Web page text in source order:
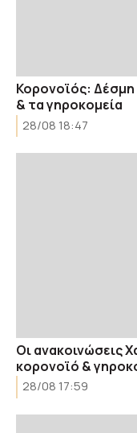
Κορονοϊός: Δέσμη
& τα γηροκομεία
28/08 18:47
Οι ανακοινώσεις
κορονοϊό &
28/08 17:59